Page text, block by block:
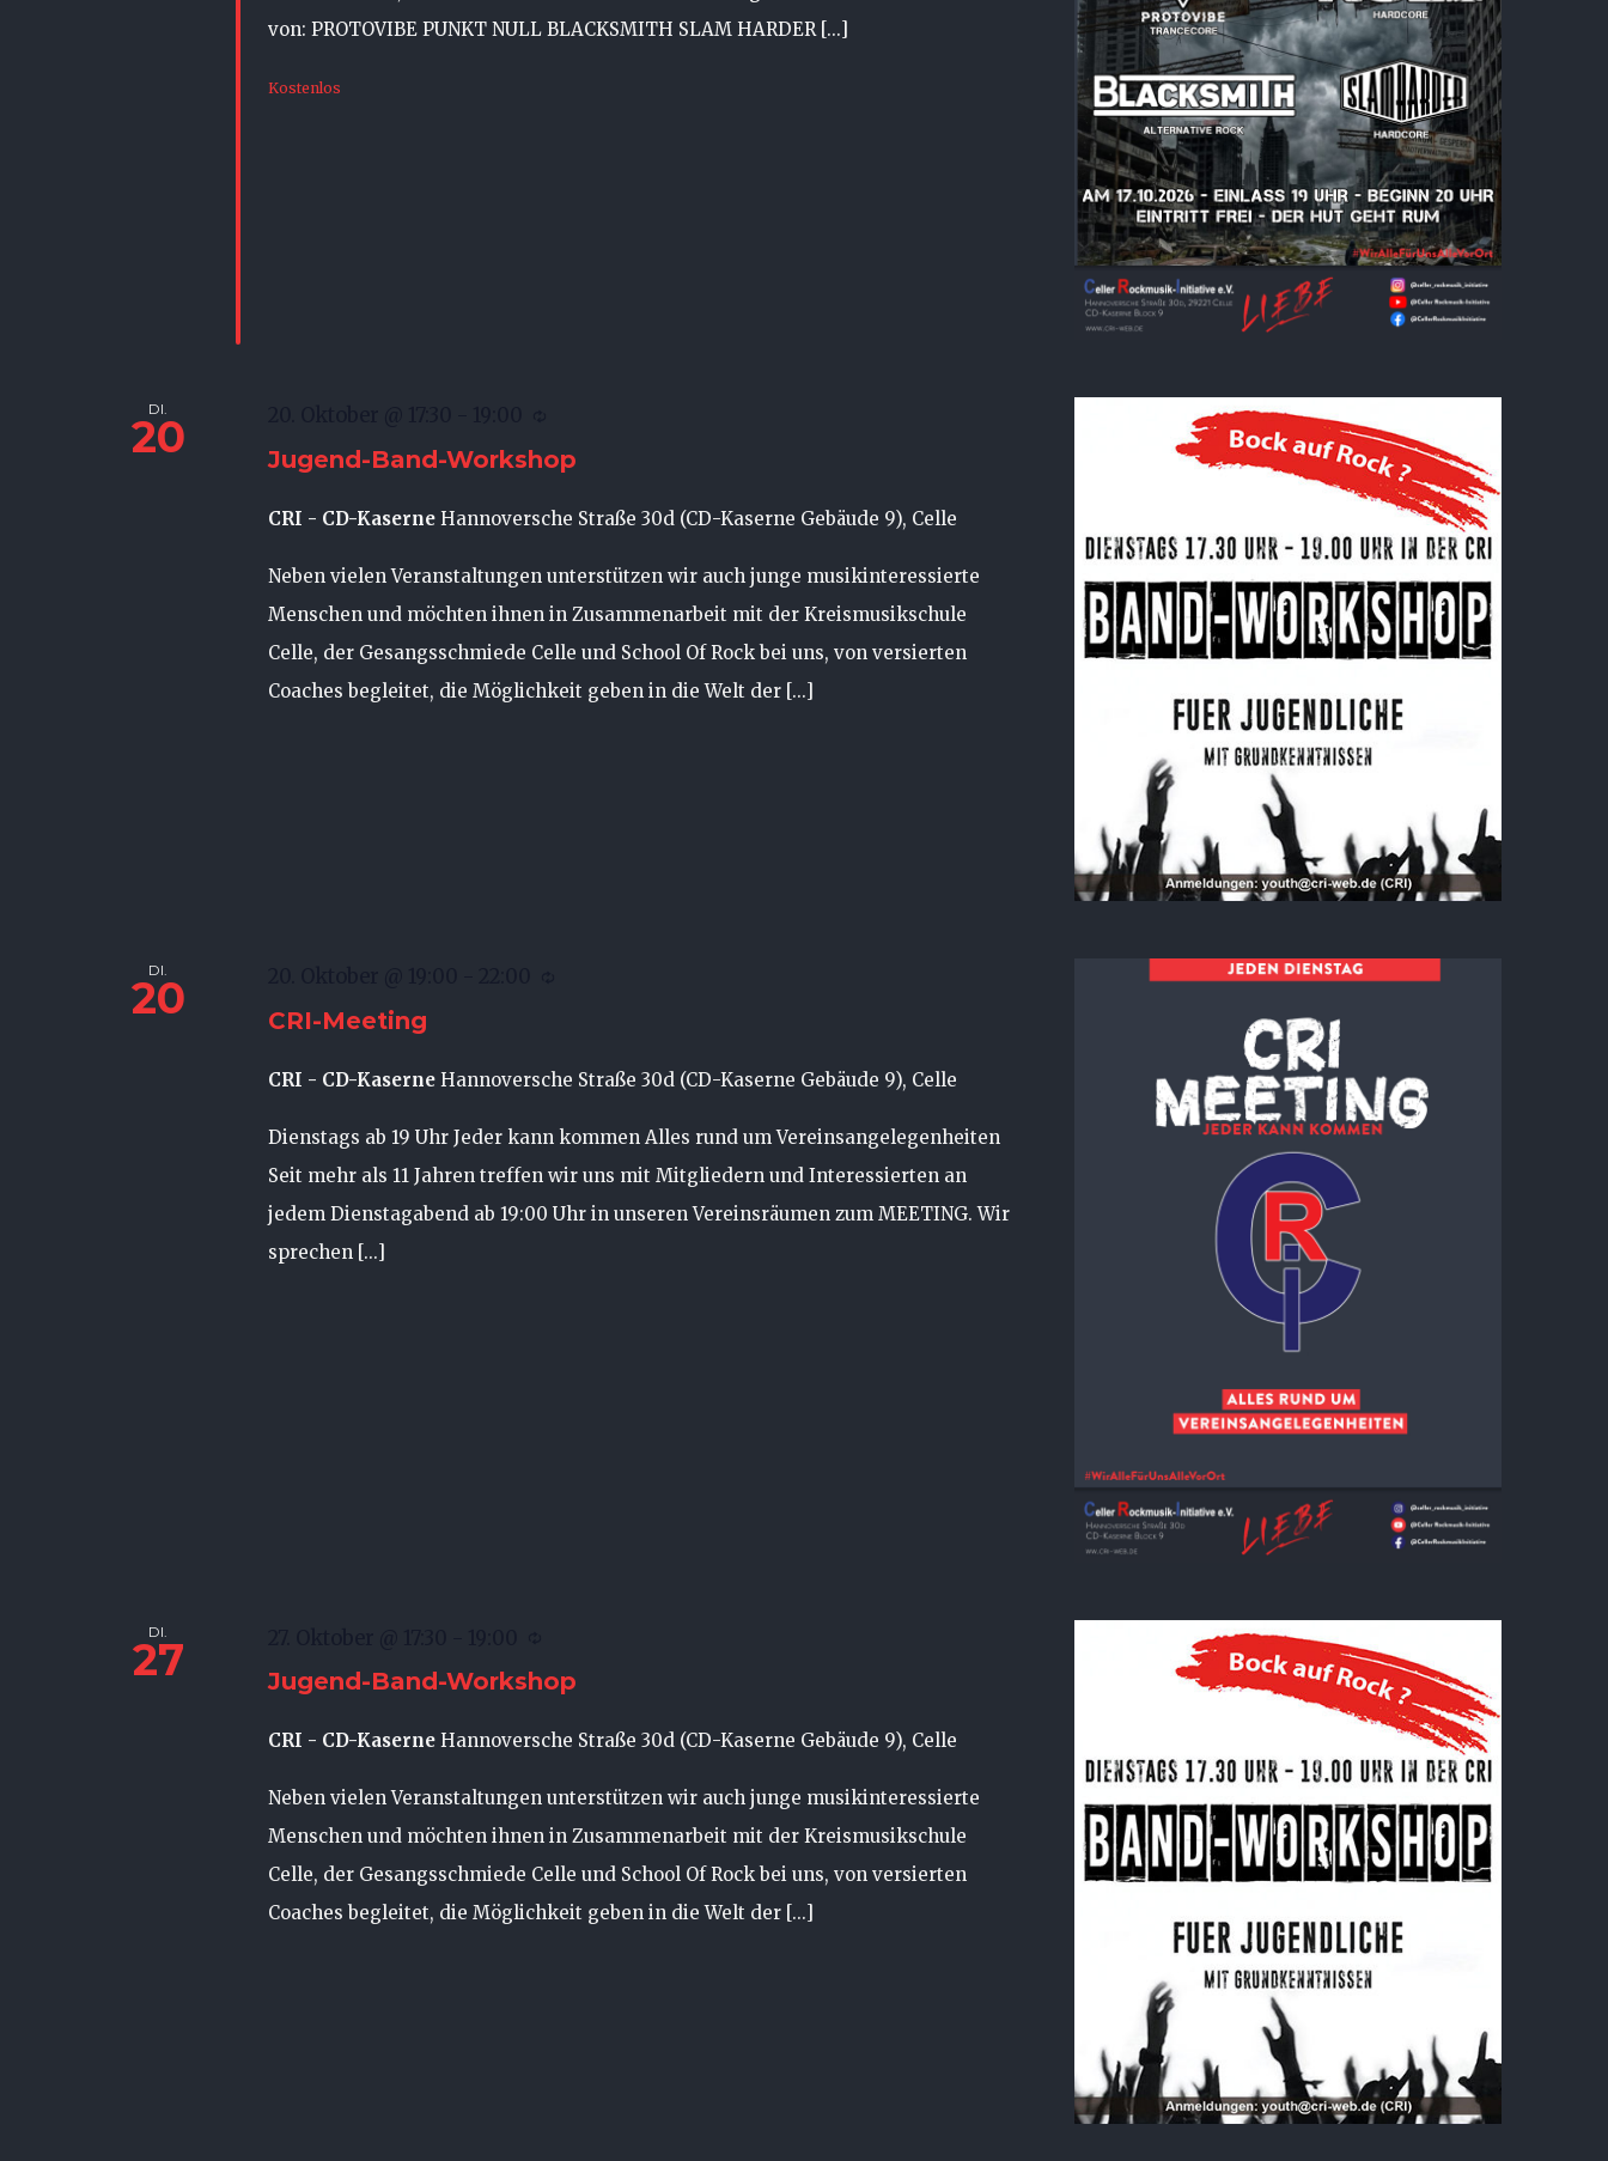
von: PROTOVIBE PUNKT NULL BLACKSMITH SLAM HARDER [...]
Kostenlos
DI.
20 Jugend-Band-Workshop
CRI - CD-Kaserne Hannoversche Straße 30d (CD-Kaserne Gebäude 9), Celle
Neben vielen Veranstaltungen unterstützen wir auch junge musikinteressierte
Menschen und möchten ihnen in Zusammenarbeit mit der Kreismusikschule
Celle, der Gesangsschmiede Celle und School Of Rock bei uns, von versierten
Coaches begleitet, die Möglichkeit geben in die Welt der [...]
DI.
20 CRI-Meeting
CRI - CD-Kaserne Hannoversche Straße 30d (CD-Kaserne Gebäude 9), Celle
Dienstags ab 19 Uhr Jeder kann kommen Alles rund um Vereinsangelegenheiten
Seit mehr als 11 Jahren treffen wir uns mit Mitgliedern und Interessierten an
jedem Dienstagabend ab 19:00 Uhr in unseren Vereinsräumen zum MEETING. Wir
sprechen [...]
DI.
27 Jugend-Band-Workshop
CRI - CD-Kaserne Hannoversche Straße 30d (CD-Kaserne Gebäude 9), Celle
Neben vielen Veranstaltungen unterstützen wir auch junge musikinteressierte
Menschen und möchten ihnen in Zusammenarbeit mit der Kreismusikschule
Celle, der Gesangsschmiede Celle und School Of Rock bei uns, von versierten
Coaches begleitet, die Möglichkeit geben in die Welt der [...]